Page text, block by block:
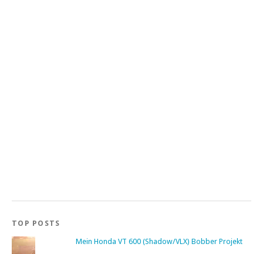
TOP POSTS
Mein Honda VT 600 (Shadow/VLX) Bobber Projekt